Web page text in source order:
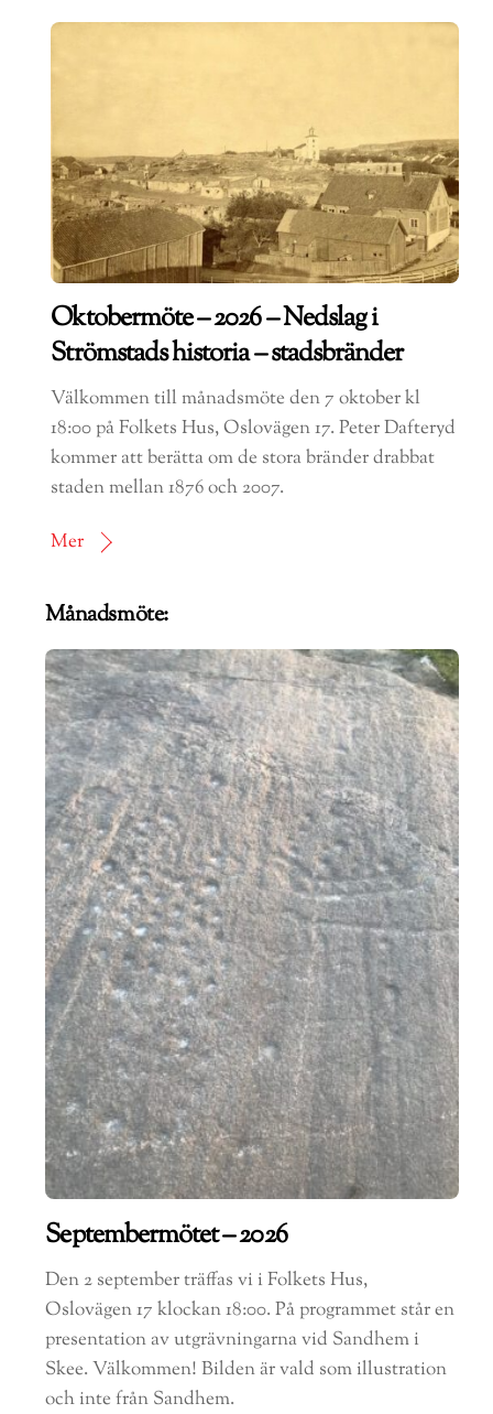
Oktobermöte – 2026 – Nedslag i
Strömstads historia – stadsbränder
Välkommen till månadsmöte den 7 oktober kl
18:00 på Folkets Hus, Oslovägen 17. Peter Dafteryd
kommer att berätta om de stora bränder drabbat
staden mellan 1876 och 2007.
Mer
Månadsmöte:
Septembermötet – 2026
Den 2 september träffas vi i Folkets Hus,
Oslovägen 17 klockan 18:00. På programmet står en
presentation av utgrävningarna vid Sandhem i
Skee. Välkommen! Bilden är vald som illustration
och inte från Sandhem.